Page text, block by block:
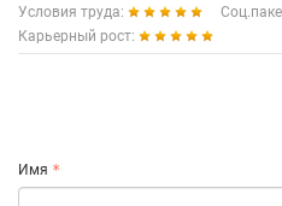
Условия труда:
Карьерный рост:
Имя